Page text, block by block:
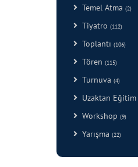
Temel Atma (2)
Tiyatro (112)
Toplantı (106)
Tören (115)
Turnuva (4)
Uzaktan Eğitim
Workshop (9)
Yarışma (22)